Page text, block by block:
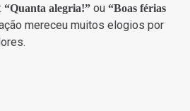
“Quanta alegria!” ou“Boas férias
mereceu muitos elogios por